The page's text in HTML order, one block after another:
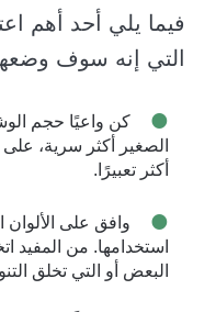
فيما يلي أحد أهم
التي إنه سوف
كن واعيًا حجم
الصغير أكثر سرية،
أكثر تعبيرًا.
وافق على
استخدامها. من المفيد
البعض أو التي تخلق